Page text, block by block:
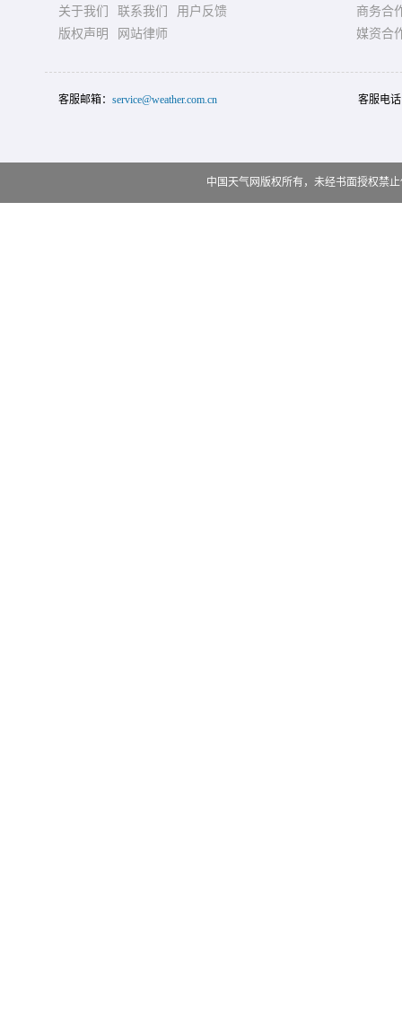
关于我们 联系我们
用户反馈
版权声明
网站律师
商务合
媒资合
客服邮箱： service@weather.com.cn 客服电
中国天气网版权所有，未经书面授权